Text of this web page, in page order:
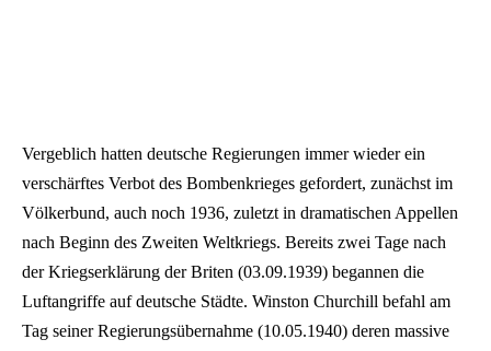
Vergeblich hatten deutsche Regierungen immer wieder ein
verschärftes Verbot des Bombenkrieges gefordert, zunächst im
Völkerbund, auch noch 1936, zuletzt in dramatischen Appellen
nach Beginn des Zweiten Weltkriegs. Bereits zwei Tage nach
der Kriegserklärung der Briten (03.09.1939) begannen die
Luftangriffe auf deutsche Städte. Winston Churchill befahl am
Tag seiner Regierungsübernahme (10.05.1940) deren massive